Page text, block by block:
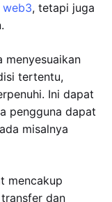
web3, tetapi juga
menyesuaikan
tertentu,
Ini dapat
pengguna dapat
misalnya
mencakup
dan